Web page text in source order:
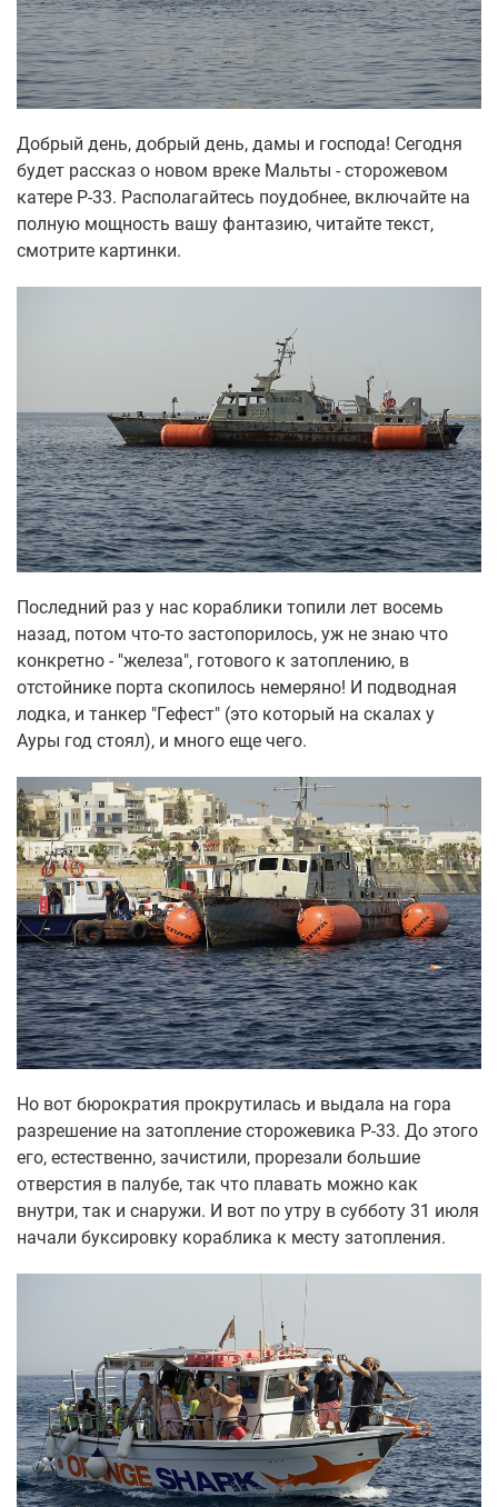
Добрый день, добрый день, дамы и господа! Сегодня
будет рассказ о новом вреке Мальты - сторожевом
катере Р-33. Располагайтесь поудобнее, включайте на
полную мощность вашу фантазию, читайте текст,
смотрите картинки.
Последний раз у нас кораблики топили лет восемь
назад, потом что-то застопорилось, уж не знаю что
конкретно - "железа", готового к затоплению, в
отстойнике порта скопилось немеряно! И подводная
лодка, и танкер "Гефест" (это который на скалах у
Ауры год стоял), и много еще чего.
Но вот бюрократия прокрутилась и выдала на гора
разрешение на затопление сторожевика Р-33. До этого
его, естественно, зачистили, прорезали большие
отверстия в палубе, так что плавать можно как
внутри, так и снаружи. И вот по утру в субботу 31 июля
начали буксировку кораблика к месту затопления.